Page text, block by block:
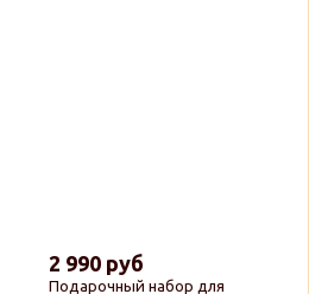
Подарочный набор для
2 990 руб